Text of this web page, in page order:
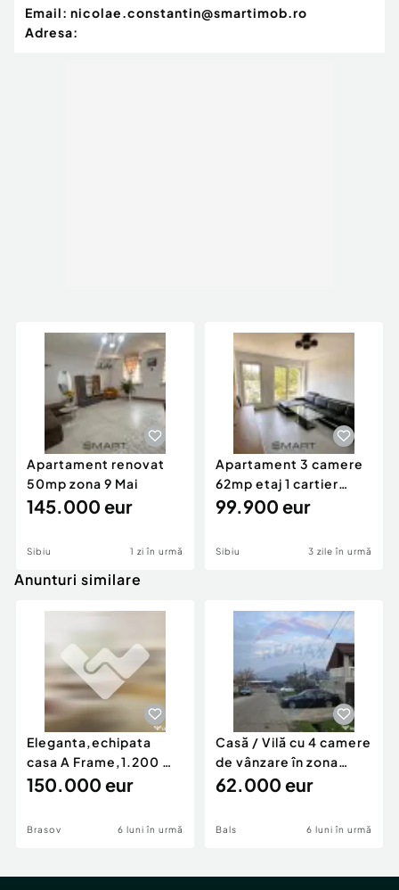
Email: nicolae.constantin@smartimob.ro
Adresa:
Apartament renovat
50mp zona 9 Mai
145.000 eur
Sibiu 1 zi în urmă
Apartament 3 camere
62mp etaj 1 cartier
Davinci Cristian
99.900 eur
Sibiu 3 zile în urmă
Anunturi similare
Eleganta,echipata
casa A Frame,1.200 mp
teren,deschidere Pia
150.000 eur
Brasov 6 luni în urmă
Casă / Vilă cu 4 camere
de vânzare în zona
Periferie
62.000 eur
Bals 6 luni în urmă